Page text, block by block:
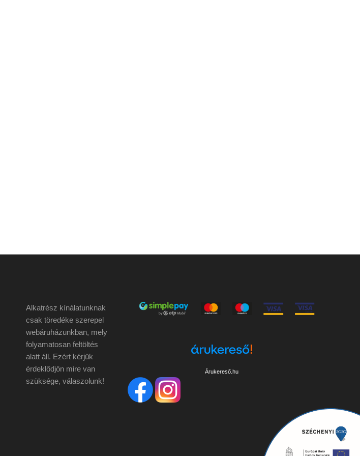
Alkatrész kínálatunknak
csak töredéke szerepel
webáruházunkban, mely
folyamatosan feltöltés
alatt áll. Ezért kérjük
érdeklődjön mire van
szüksége, válaszolunk!
Árukereső.hu